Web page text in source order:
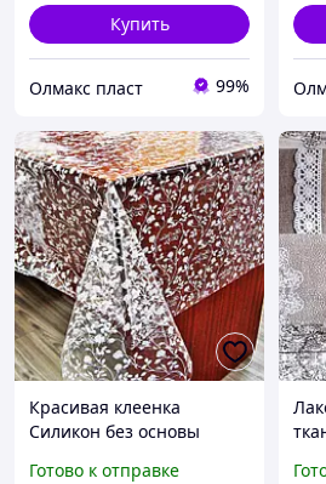
Купить
Олмакс пласт 99%
Красивая клеенка
Силикон без основы
Готово к отправке